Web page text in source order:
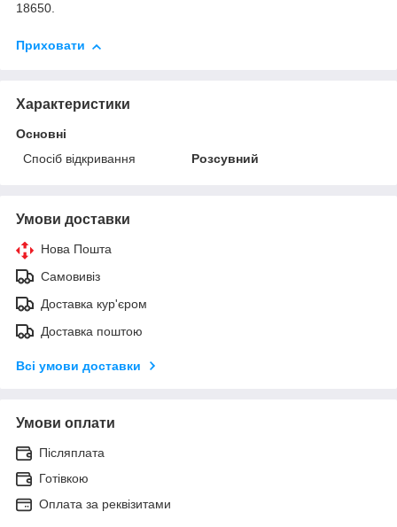
18650.
Приховати
Характеристики
Основні
Спосіб відкривання
Розсувний
Умови доставки
Нова Пошта
Самовивіз
Доставка кур'єром
Доставка поштою
Всі умови доставки
Умови оплати
Післяплата
Готівкою
Оплата за реквізитами